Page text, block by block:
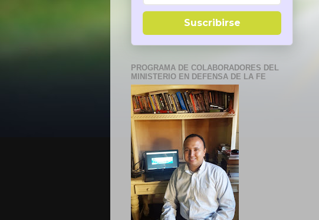
Suscribirse
PROGRAMA DE COLABORADORES DEL
MINISTERIO EN DEFENSA DE LA FE